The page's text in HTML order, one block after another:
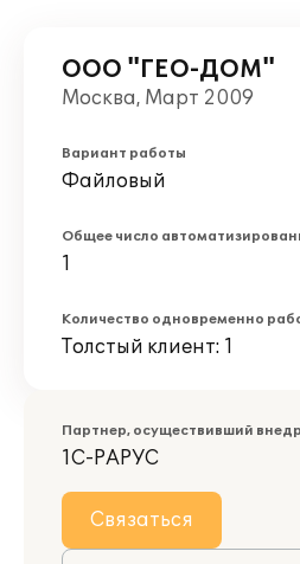
ООО "ГЕО-ДОМ"
Москва, Март 2009
Вариант работы
Файловый
Общее число
1
Количество одновременно
Толстый клиент: 1
Партнер, осуществивший
1С-РАРУС
Связаться